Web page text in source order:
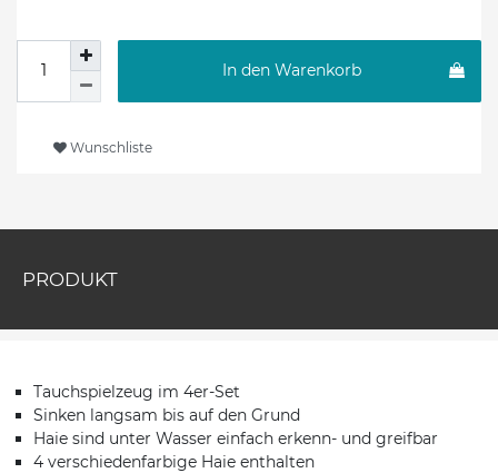
In den Warenkorb
Wunschliste
PRODUKT
Tauchspielzeug im 4er-Set
Sinken langsam bis auf den Grund
Haie sind unter Wasser einfach erkenn- und greifbar
4 verschiedenfarbige Haie enthalten